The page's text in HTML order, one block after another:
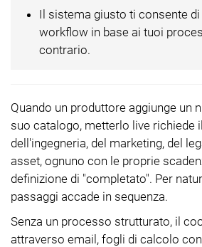
Il sistema giusto ti consente
workflow in base ai tuoi
contrario.
Quando un produttore aggiunge un
suo catalogo, metterlo live richiede
dell'ingegneria, del marketing, del
asset, ognuno con le proprie
definizione di "completato". Per
passaggi accade in sequenza.
Senza un processo strutturato, il
attraverso email, fogli di calcolo